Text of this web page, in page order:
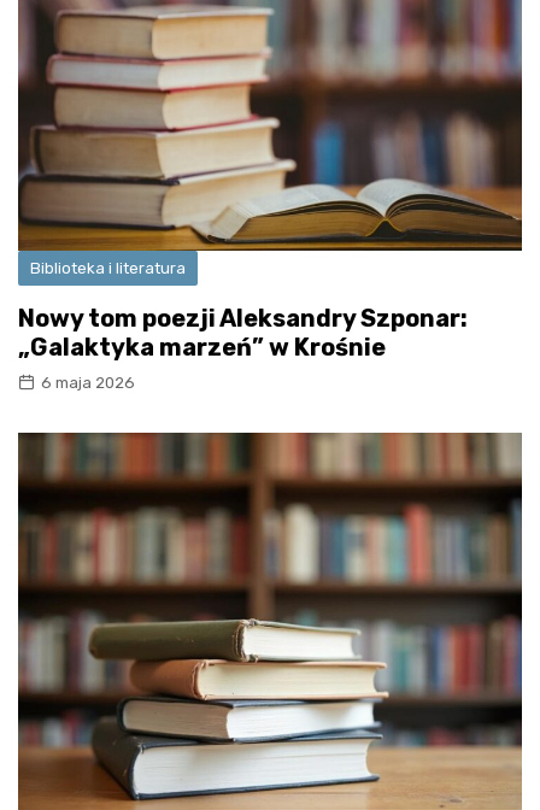
Biblioteka i literatura
Nowy tom poezji Aleksandry Szponar:
„Galaktyka marzeń” w Krośnie
6 maja 2026